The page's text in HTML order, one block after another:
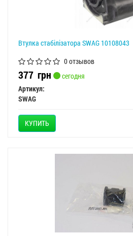
Втулка стабілізатора SWAG 10108043
0 отзывов
377 грн
сегодня
Артикул:
SWAG
КУПИТЬ